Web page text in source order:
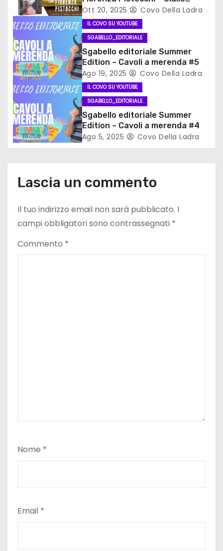
e
a
r
t
i
c
o
Divano
Ott 20, 2025 Covo Della Ladra
IL COVO SU YOUTUBE
SGABELLO_EDITORIALE
Sgabello editoriale Summer
Edition – Cavoli a merenda #5
Ago 19, 2025 Covo Della Ladra
IL COVO SU YOUTUBE
SGABELLO_EDITORIALE
Sgabello editoriale Summer
Edition – Cavoli a merenda #4
Ago 5, 2025 Covo Della Ladra
Lascia un commento
Il tuo indirizzo email non sarà pubblicato. I
campi obbligatori sono contrassegnati *
Commento *
Nome *
Email *